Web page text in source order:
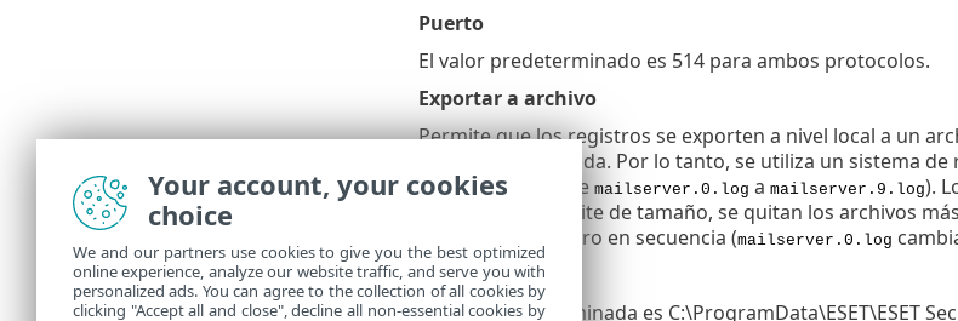
Puerto
El valor predeterminado es 514 para ambos protocolos.
Exportar a archivo
Permite que los registros se exporten a nivel local a un
registros es limitada. Por lo tanto, se utiliza un sistema
en los archivos (de mailserver.0.log a mailserver.9.log).
que se llega al límite de tamaño, se quitan los archivos
archivos de registro en secuencia (mailserver.0.log
Ruta al archivo
La ruta predeterminada es C:\ProgramData\ESET\ESET
Your account, your cookies
choice
We and our partners use cookies to give you the best optimized
online experience, analyze our website traffic, and serve you with
personalized ads. You can agree to the collection of all cookies by
clicking "Accept all and close", decline all non-essential cookies by